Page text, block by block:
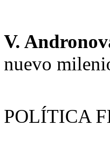
V.
nuevo
POLÍTICA